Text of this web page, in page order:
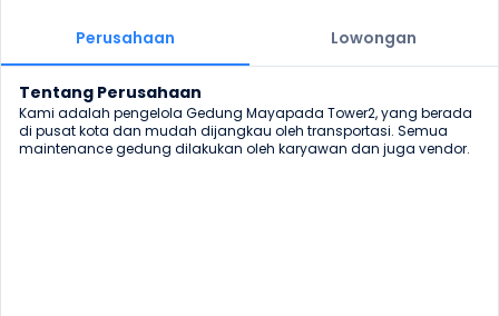
Perusahaan Lowongan
Tentang Perusahaan
Kami adalah pengelola Gedung Mayapada Tower2, yang berada
di pusat kota dan mudah dijangkau oleh transportasi. Semua
maintenance gedung dilakukan oleh karyawan dan juga vendor.